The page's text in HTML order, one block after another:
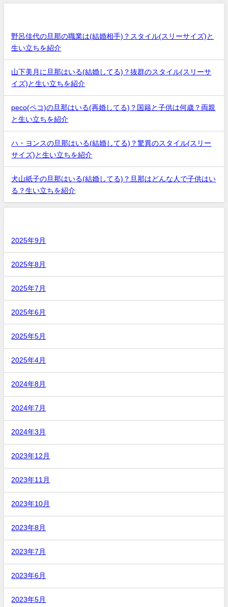
野呂佳代の旦那の職業は(結婚相手)？スタイル(スリーサイズ)と
生い立ちを紹介
山下美月に旦那はいる(結婚してる)？抜群のスタイル(スリーサ
イズ)と生い立ちを紹介
peco(ペコ)の旦那はいる(再婚してる)？国籍と子供は何歳？両親
と生い立ちを紹介
ハ・ヨンスの旦那はいる(結婚してる)？驚異のスタイル(スリー
サイズ)と生い立ちを紹介
犬山紙子の旦那はいる(結婚してる)？旦那はどんな人で子供はい
る？生い立ちを紹介
2025年9月
2025年8月
2025年7月
2025年6月
2025年5月
2025年4月
2024年8月
2024年7月
2024年3月
2023年12月
2023年11月
2023年10月
2023年8月
2023年7月
2023年6月
2023年5月